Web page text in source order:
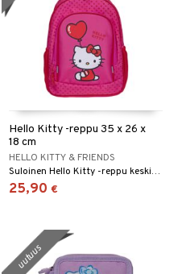
Hello Kitty -reppu 35 x 26 x
18 cm
HELLO KITTY & FRIENDS
Suloinen Hello Kitty -reppu keskikokoisena.
25,90 €
uutuus